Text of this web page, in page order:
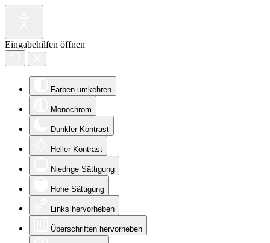
Eingabehilfen öffnen
Farben umkehren
Monochrom
Dunkler Kontrast
Heller Kontrast
Niedrige Sättigung
Hohe Sättigung
Links hervorheben
Überschriften hervorheben